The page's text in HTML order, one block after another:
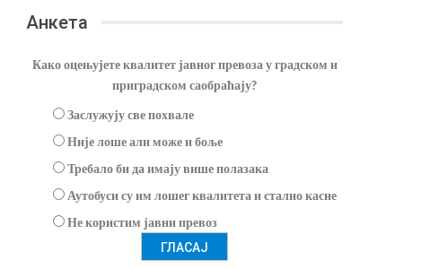
Анкета
Како оцењујете квалитет јавног превоза у градском и
приградском саобраћају?
Заслужују све похвале
Није лоше али може и боље
Требало би да имају више полазака
Аутобуси су им лошег квалитета и стално касне
Не користим јавни превоз